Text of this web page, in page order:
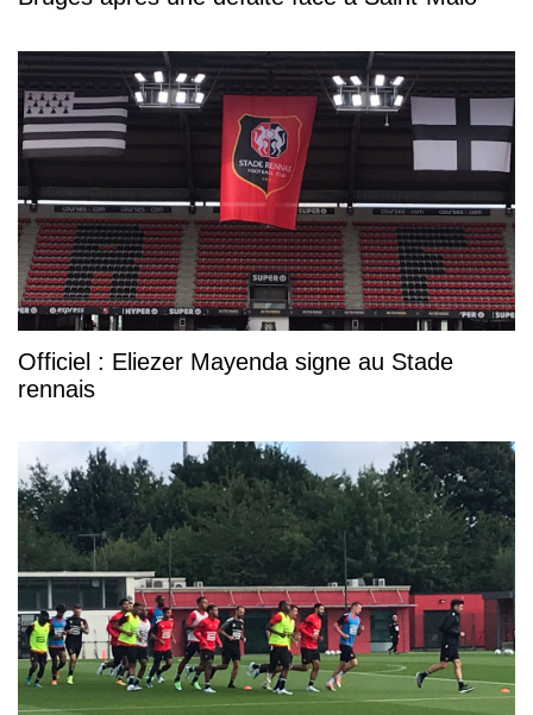
Officiel : Eliezer Mayenda signe au Stade
rennais